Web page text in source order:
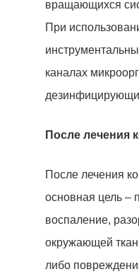
вращающихся
При
каналах
После лечения
После лечения
основная цель –
воспаление,
окружающей
либо